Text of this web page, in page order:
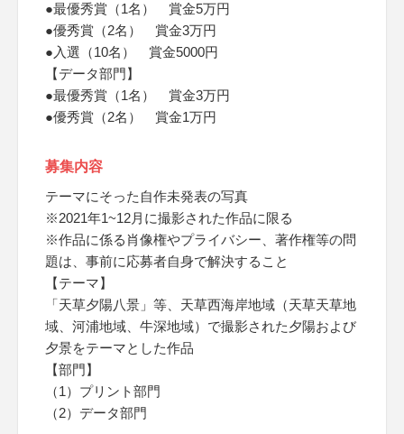
●最優秀賞（1名） 賞金5万円
●優秀賞（2名） 賞金3万円
●入選（10名） 賞金5000円
【データ部門】
●最優秀賞（1名） 賞金3万円
●優秀賞（2名） 賞金1万円
募集内容
テーマにそった自作未発表の写真
※2021年1~12月に撮影された作品に限る
※作品に係る肖像権やプライバシー、著作権等の問
題は、事前に応募者自身で解決すること
【テーマ】
「天草夕陽八景」等、天草西海岸地域（天草天草地
域、河浦地域、牛深地域）で撮影された夕陽および
夕景をテーマとした作品
【部門】
（1）プリント部門
（2）データ部門